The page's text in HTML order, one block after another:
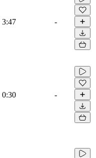
3:47 -
0:30 -